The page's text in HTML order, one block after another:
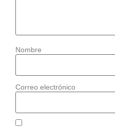
Nombre
Correo electrónico